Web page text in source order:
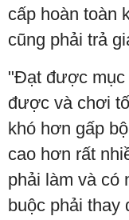
cấp hoàn toàn
cũng phải trả
"Đạt được mục
được và chơi
khó hơn gấp
cao hơn rất
phải làm và có
buộc phải thay